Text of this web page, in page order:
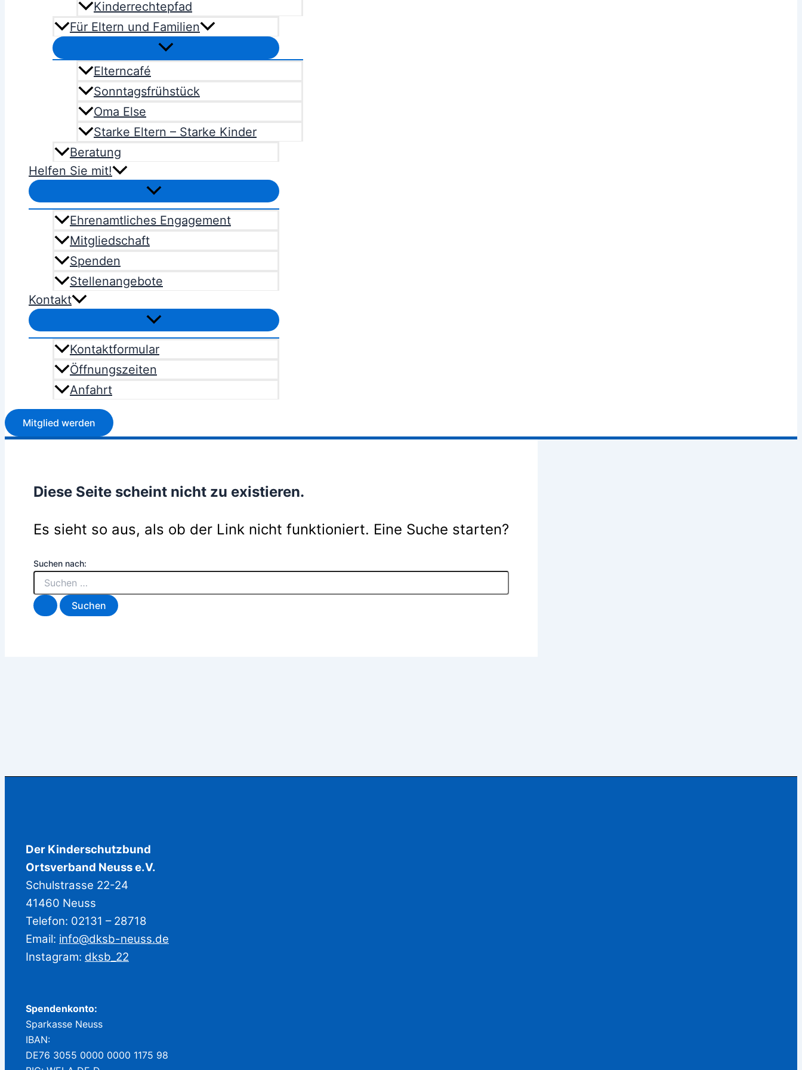
Kinderrechtepfad
Für Eltern und Familien
Elterncafé
Sonntagsfrühstück
Oma Else
Starke Eltern – Starke Kinder
Beratung
Helfen Sie mit!
Ehrenamtliches Engagement
Mitgliedschaft
Spenden
Stellenangebote
Kontakt
Kontaktformular
Öffnungszeiten
Anfahrt
Mitglied werden
Diese Seite scheint nicht zu existieren.
Es sieht so aus, als ob der Link nicht funktioniert. Eine Suche starten?
Suchen nach:
Der Kinderschutzbund
Ortsverband Neuss e.V.
Schulstrasse 22-24
41460 Neuss
Telefon: 02131 – 28718
Email: info@dksb-neuss.de
Instagram: dksb_22
Spendenkonto:
Sparkasse Neuss
IBAN:
DE76 3055 0000 0000 1175 98